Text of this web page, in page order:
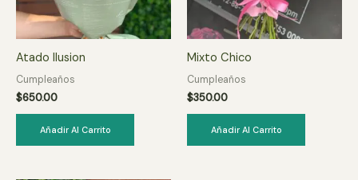
Atado Ilusion
Cumpleaños
$650.00
Añadir Al Carrito
Mixto Chico
Cumpleaños
$350.00
Añadir Al Carrito